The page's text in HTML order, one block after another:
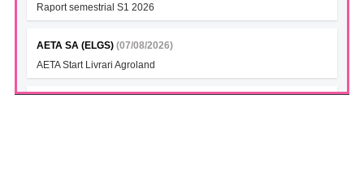
Raport semestrial S1 2026
AETA SA (ELGS) (07/08/2026)
AETA Start Livrari Agroland